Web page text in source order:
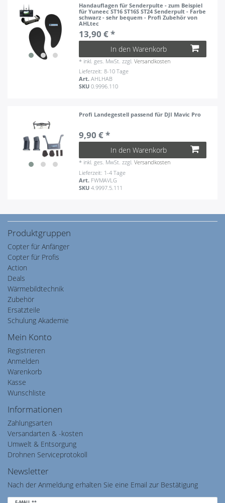
Handauflagen für Senderpulte - zum Beispiel
für Yuneec ST16 ST16S ST24 Senderpult - Farbe
schwarz - sehr bequem - Profi Zubehör von
AHLtec
13,90 € *
In den Warenkorb
* inkl. ges. MwSt. zzgl.Versandkosten
Lieferzeit: 8-10 Tage
Art.AHLHAB
SKU0.9996.110
Profi Landegestell passend für DJI Mavic Pro
9,90 € *
In den Warenkorb
* inkl. ges. MwSt. zzgl.Versandkosten
Lieferzeit: 1-4 Tage
Art. FWMAVLG
SKU4.9997.5.111
Produktgruppen
Copter für Anfänger
Copter für Profis
Action
Deals
Wärmebildtechnik
Zubehör
Ersatzteile
Schulung Akademie
Mein Konto
Registrieren
Anmelden
Warenkorb
Kasse
Wunschliste
Informationen
Zahlungsarten
Versandarten & -kosten
Umwelt & Entsorgung
Drohnen Serviceprotokoll
Newsletter
Nach der Anmeldung erhalten Sie eine Email zur Bestätigung